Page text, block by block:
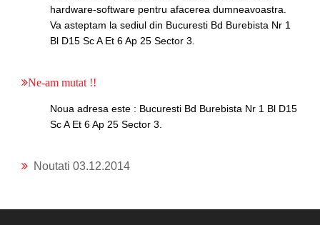
hardware-software pentru afacerea dumneavoastra.
Va asteptam la sediul din Bucuresti Bd Burebista Nr 1
Bl D15 Sc A Et 6 Ap 25 Sector 3.
Ne-am mutat !!
Noua adresa este : Bucuresti Bd Burebista Nr 1 Bl D15
Sc A Et 6 Ap 25 Sector 3.
Noutati 03.12.2014